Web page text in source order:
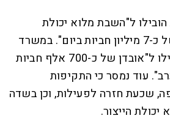
הובילו ל"השבת מלוא יכולת
השאיבה דרך צינור המזרח־מערב, בהיקף של כ-7 מיליון חביות ביום". במשרד
האנרגיה הסבירו כי התקיפות הקודמות הובילו ל"אובדן של כ-700 אלף חביות
עוד נמסר כי התקיפות
שכעת חזרה לפעילות, וכן בשדה
הייצור.